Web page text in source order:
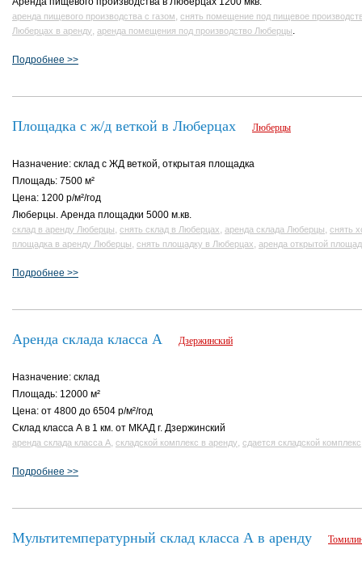
аренда пищевого производства с газом, снять помещение под пищевое
Люберцах в аренду, аренда помещения под производство Люберцы.
Подробнее >>
Площадка с ж/д веткой в Люберцах Люберцы
Назначение: склад с ЖД веткой, открытая площадка
Площадь: 7500 м²
Цена: 1200 р/м²/год
Люберцы. Аренда площадки 5000 м.кв.
склад в аренду Люберцы, снять склад в Люберцах, аренда склада Люберцы, снять
площадка в аренду Люберцы, снять площадку в Люберцах, аренда открытой
Подробнее >>
Аренда склада класса А Дзержинский
Назначение: склад
Площадь: 12000 м²
Цена: от 4800 до 6504 р/м²/год
Склад класса А в 1 км. от МКАД г. Дзержинский
аренда склада класса А, складской комплекс в аренду, сдается складской комплекс
Подробнее >>
Мультитемпературный склад класса А в аренду